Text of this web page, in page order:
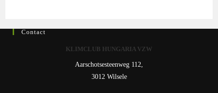
Contact
KLIMCLUB HUNGARIA VZW
Aarschotsesteenweg 112,
3012 Wilsele